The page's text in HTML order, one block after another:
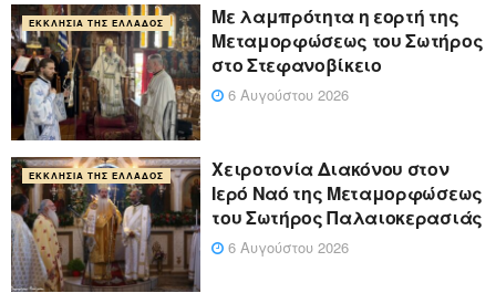
ΕΚΚΛΗΣΊΑ ΤΗΣ ΕΛΛΆΔΟΣ
Με λαμπρότητα η εορτή της
Μεταμορφώσεως του Σωτήρος
στο Στεφανοβίκειο
6 Αυγούστου 2026
ΕΚΚΛΗΣΊΑ ΤΗΣ ΕΛΛΆΔΟΣ
Χειροτονία Διακόνου στον
Ιερό Ναό της Μεταμορφώσεως
του Σωτήρος Παλαιοκερασιάς
6 Αυγούστου 2026